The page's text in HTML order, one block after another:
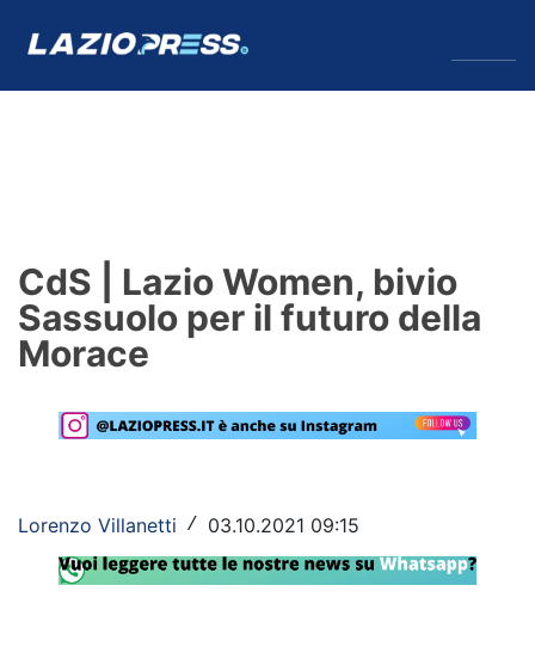
Formello
Infortuni
Primavera
Lazio Women
Rassegna Lazio
CdS | Lazio Women, bivio
Sassuolo per il futuro della
Morace
Lorenzo Villanetti / 03.10.2021 09:15